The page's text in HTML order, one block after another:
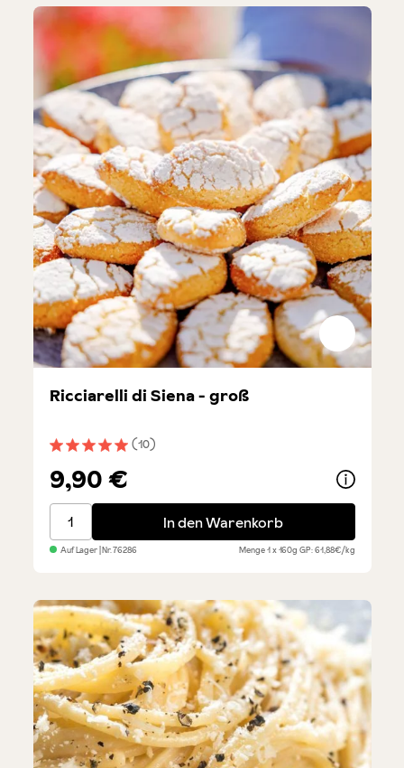
Durchschnittliche Bewertung von 5 von 5 Sternen
(10)
Ricciarelli di Siena - groß
9,90 €
Ricciarelli di Siena - großIn den Warenkorb
Auf Lager| Nr.76286 Menge1 x 160gGP: 61,88€/kg